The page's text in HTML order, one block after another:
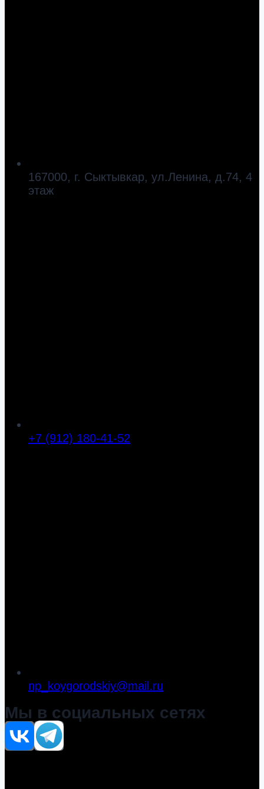
167000, г. Сыктывкар, ул.Ленина, д.74, 4
этаж
+7 (912) 180-41-52
np_koygorodskiy@mail.ru
Мы в социальных сетях